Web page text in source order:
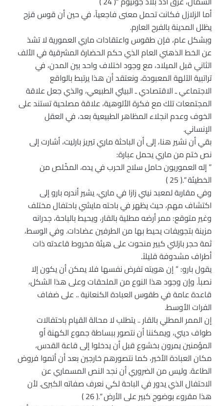
أما الزلازل فكانت تحمل معنى فاجعياً، في حين أن قوس قزح
يظلل المدينة بالفرح العارم.
وبشكل عام، فإن طقوس واعتقادات ماري العمورية لا تشذ
عن الخط الذهني العام الذي حكم الحضارة المشرقية في الألف
الثاني قبل الميلاد، مع وجود اختلاف واحد بين المدن، في
تراتبية الآلهة المعبودة، ونعتقد أن هذا يرتبط بالواقع
الاجتماعي ـ الاقتصادي ـ البيئي الطبيعي، والذي جعل علاقة
المجتمعات تلك مع فكرة الألوهية، علاقة مصلحية تستند على
الخوف وعدم انجلاء المظاهر الطبيعية بعد، في العقل
الإنساني.
بقي أن نشير هنا، إلى أن الباحثة ماري تيريز بارليت، أشارت إلى
نص ختم من ماري يحمل عبارة:
” إله العموريون حامل سلاح الحرب في يده، المخّلص من
الخطيئة “.( 25 )
وفي مقاربة لمعبد نيني زازا في ماري، يشير أندره بارو إلى
اكتشاف مهم، حيث يظهر في باحته مايشي باحتفال مختلف
وغير متوقع: ممر أرضه مطلية بالقار، ويحيط بالباحة، جدرانه
مزينة بتجويفات يحيط بها من الطرفين عضادات. وفي الوسط،
ثمة حجر بازلتي كبير منحوت على هيئة مخروط قاعدته ذات
أطراف مشدوفة قليلاً.
يقول بارو: ” إن هويته تفرض نفسها فلا يمكن أن يكون إلا
نصباً. وإن وجود هذا النوع من الملحقات وعلى هذا الشكل،
قاعدة عامة في طقوس العبادة الكنعانية .. على ضفاف
الفرات الأوسط.
إن الممر المطلي بالقار .. يتطلب لا محالة القيام باحتفالات
طواف ديني، ويمكننا أن نتصور ببساطة جموع الكهنة أو
المؤمنين يمرون بخشوع قبل أن يدخلوا إلى قاعة القدس،
مكان العبادة الأخير، كما نتصورهم خارجين بعد أن أتموا فروض
الطاعة. وليس من الضروري أن نجد النص المسماري عن
الاحتفال الذي يدور في الباحة لكي نعرف صفاته الكبرى. لأن
هذا مقروء بوضوح كبير على الأرض “.( 26 )